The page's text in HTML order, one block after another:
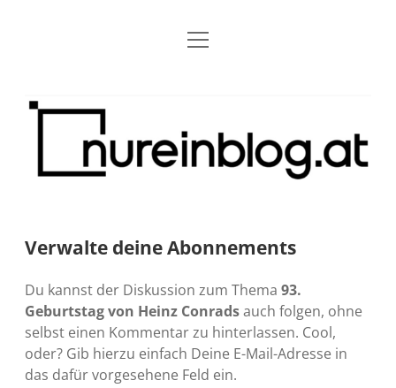
Blog
Archiv
Kontakt
Grundsätze Dropdown-
Kreativitätserklärung
Barrierefreiheit
Meine Fediverse Regeln
barcamper.at – Die österreichische Barcamp Liste
Alleinr – Der Ruheraum im Web (externer Link)
S9y InfoCamp – Der Serendpity Podcast (externer
Link)
Impressum Dropdown-
öffnen
Datenschutz
Microblog
rss email-
form
mastodon
Menü
Nur
Blog
Verwalte deine Abonnements
Du kannst der Diskussion zum Thema 93.
Geburtstag von Heinz Conradsauch folgen, ohne
selbst einen Kommentar zu hinterlassen. Cool,
oder? Gib hierzu einfach Deine E-Mail-Adresse in
das dafür vorgesehene Feld ein.